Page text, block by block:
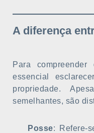
A diferença
Para
essencial
propriedade.
semelhantes, são
Posse: Refere-